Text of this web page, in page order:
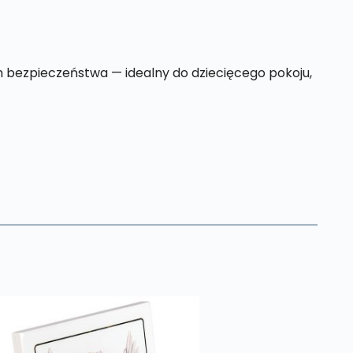
— idealny do dziecięcego pokoju,